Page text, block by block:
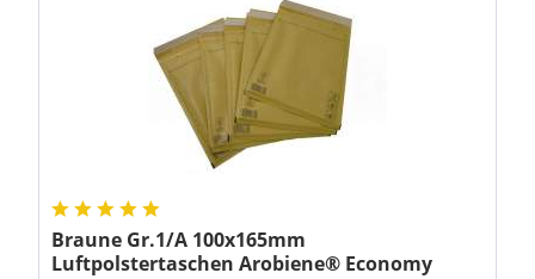
Braune Gr.1/A 100x165mm
Luftpolstertaschen Arobiene® Economy